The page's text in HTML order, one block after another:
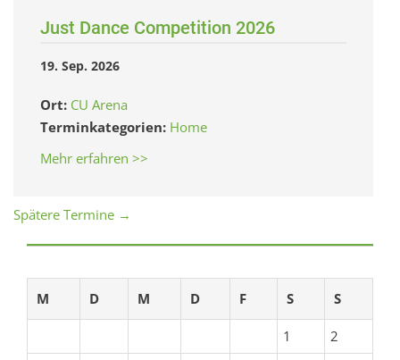
Just Dance Competition 2026
19. Sep. 2026
Ort: CU Arena
Terminkategorien: Home
Mehr erfahren >>
Spätere Termine →
M D M D F S S
1
2